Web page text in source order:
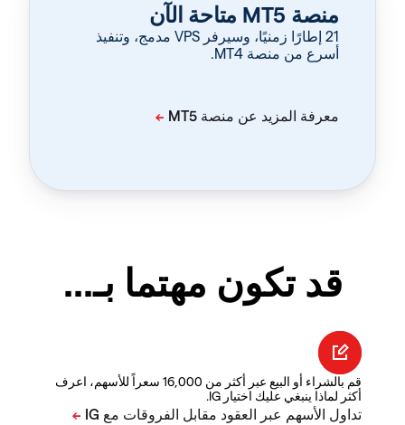
منصة MT5 متاحة الآن
‏21 إطارًا زمنيًا، وسيرفر VPS مدمج، وتنفيذ
أسرع من منصة MT4.
قد تكون مهتما بـ...
قم بالشراء أو البيع عبر أكثر من 16,000 سعراً للأسهم، اعرف
أكثر لماذا ينبغي عليك اختيار IG.